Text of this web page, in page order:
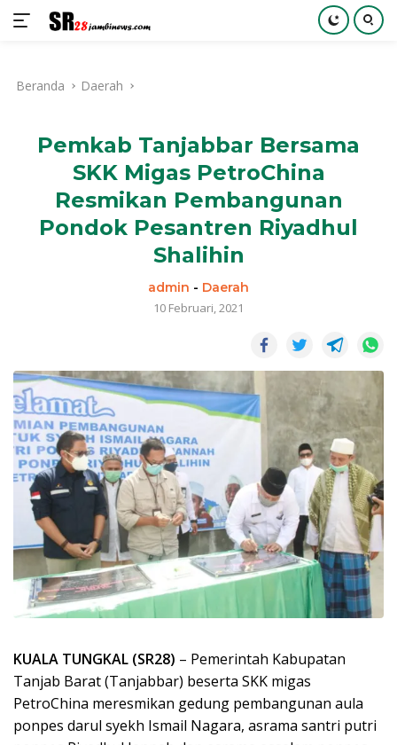
kontenBeranda Daerah
Pemkab Tanjabbar Bersama
SKK Migas PetroChina
Resmikan Pembangunan
Pondok Pesantren Riyadhul
Shalihin
admin - Daerah
10 Februari, 2021
KUALA TUNGKAL (SR28) – Pemerintah Kabupatan
Tanjab Barat (Tanjabbar) beserta SKK migas
PetroChina meresmikan gedung pembangunan aula
ponpes darul syekh Ismail Nagara, asrama santri putri